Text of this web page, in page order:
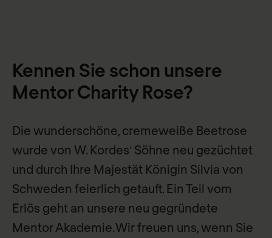
Kennen Sie schon unsere
Mentor Charity Rose?
Die wunderschöne, cremeweiße Beetrose
wurde von W. Kordes‘ Söhne neu gezüchtet
und durch Ihre Majestät Königin Silvia von
Schweden feierlich getauft. Ein Teil vom
Erlös geht an unsere neu gegründete
Mentor Akademie. Wir freuen uns, wenn Sie